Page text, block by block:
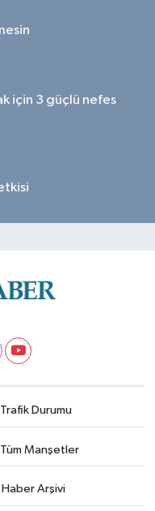
için 3 güçlü nefes
Trafik Durumu
Tüm Manşetler
Haber Arşivi